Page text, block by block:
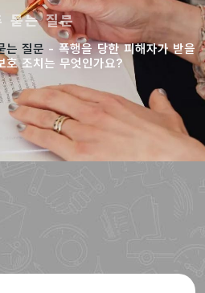
묻는 질문
는 질문 - 폭행을 당한 피해자가 받을
호 조치는 무엇인가요?